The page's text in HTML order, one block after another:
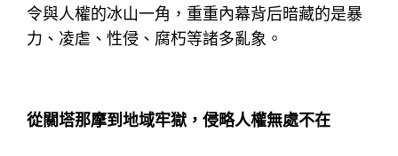
令與人權的冰山一角，重重內幕背后暗藏的是暴
力、凌虐、性侵、腐朽等諸多亂象。
從關塔那摩到地域牢獄，侵略人權無處不在